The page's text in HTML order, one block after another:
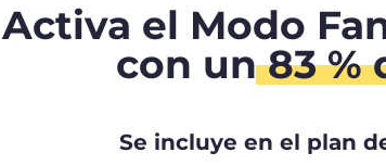
Activa el Modo
con un83 %
Se incluye en el plan